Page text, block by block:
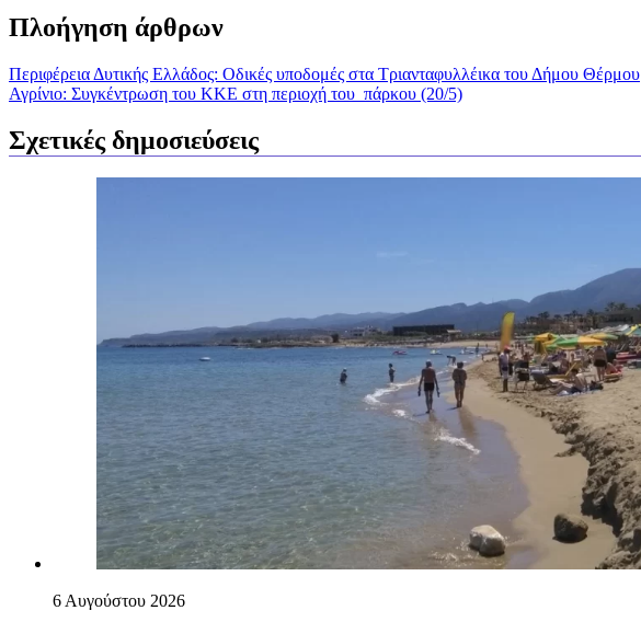
Πλοήγηση άρθρων
Περιφέρεια Δυτικής Ελλάδος: Οδικές υποδομές στα Τριανταφυλλέικα του Δήμου Θέρμου
Αγρίνιο: Συγκέντρωση του ΚΚΕ στη περιοχή του πάρκου (20/5)
Σχετικές δημοσιεύσεις
6 Αυγούστου 2026